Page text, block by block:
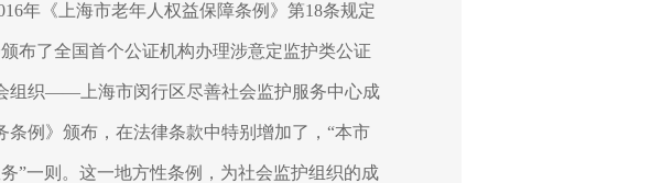
年《上海市老年人权益保障条例》第18条规定
布了全国首个公证机构办理涉意定监护类公证
组织——上海市闵行区尽善社会监护服务中心成
条例》颁布，在法律条款中特别增加了，“本市
”一则。这一地方性条例，为社会监护组织的成